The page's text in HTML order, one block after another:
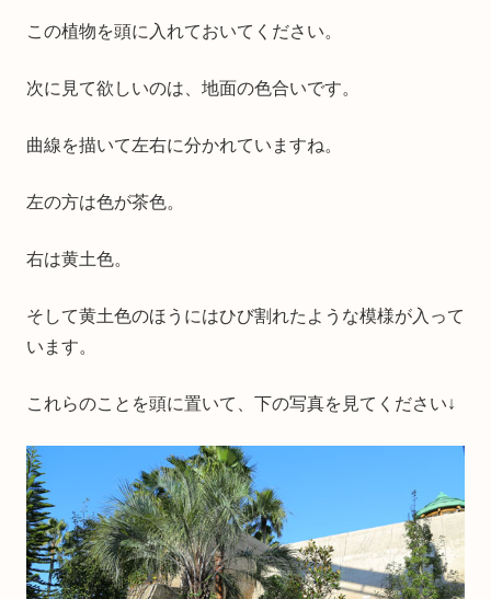
この植物を頭に入れておいてください。
次に見て欲しいのは、地面の色合いです。
曲線を描いて左右に分かれていますね。
左の方は色が茶色。
右は黄土色。
そして黄土色のほうにはひび割れたような模様が入って
います。
これらのことを頭に置いて、下の写真を見てください↓